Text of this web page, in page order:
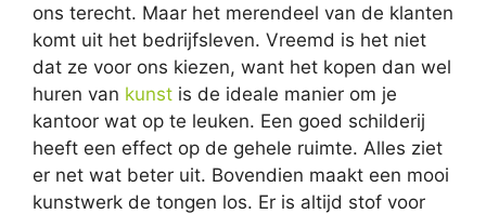
ons terecht. Maar het merendeel van de klanten
komt uit het bedrijfsleven. Vreemd is het niet
dat ze voor ons kiezen, want het kopen dan wel
huren van kunst is de ideale manier om je
kantoor wat op te leuken. Een goed schilderij
heeft een effect op de gehele ruimte. Alles ziet
er net wat beter uit. Bovendien maakt een mooi
kunstwerk de tongen los. Er is altijd stof voor